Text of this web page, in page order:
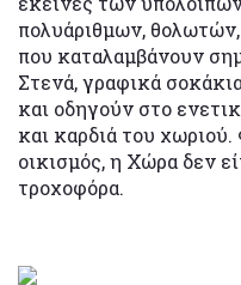
πολυάριθμων,
που καταλαμβάνουν
Στενά, γραφικά
και οδηγούν στο
και καρδιά του
οικισμός, η Χώρα δεν
τροχοφόρα.